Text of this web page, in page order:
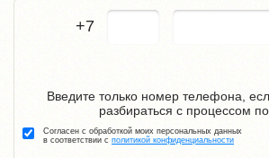
+7
Введите только номер телефона,
разбираться с процессом
Согласен с обработкой моих персональных данных
в соответствии с политикой конфиденциальности